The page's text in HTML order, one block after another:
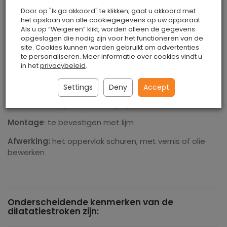
wordt gemaakt in de eerder voorbereide compensator.
Compensatiestrip compenseert de spanning op de
grond in gebieden met hoge spanning. De invloed ervan
voorkomt spanningsveranderingen in materialen die
vaak leiden tot onomkeerbare vervormingen. Dankzij
het gebruik van een kurkstrip wordt dit soort schade
voorkomen en bovendien krijgt het voeggebied een
esthetisch aantrekkelijk uiterlijk en wordt het
Montage: te bevestigen met lijm
Afwerking: het oppervlak schuren, met vernis of olie
bewerken
Onderscheidende kenmerken van de
dilatatiestroken zijn:
Door op "Ik ga akkoord" te klikken, gaat u akkoord met
het opslaan van alle cookiegegevens op uw apparaat.
Als u op “Weigeren” klikt, worden alleen de gegevens
opgeslagen die nodig zijn voor het functioneren van de
site. Cookies kunnen worden gebruikt om advertenties
te personaliseren. Meer informatie over cookies vindt u
in hetprivacybeleid.
Settings Deny Accept